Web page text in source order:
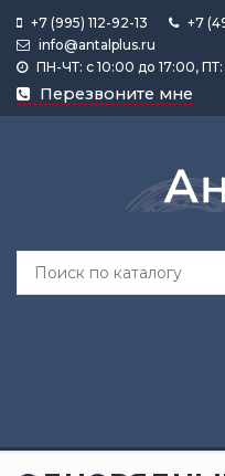
+7 (995) 112-92-13
+7
info@antalplus.ru
ПН-ЧТ: с 10:00 до 17:00,
Перезвоните мне
Каталог
продукции
Лента
и